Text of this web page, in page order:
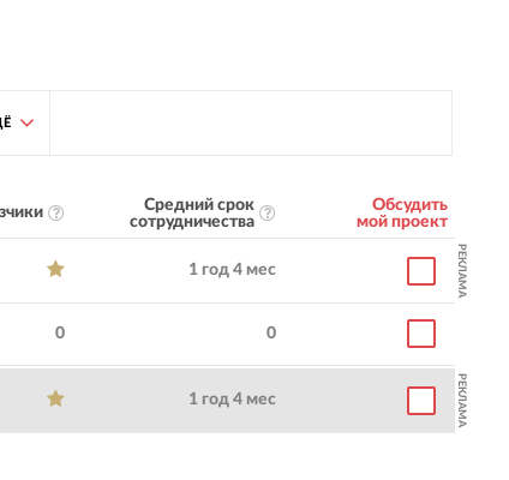
Средний срок
сотрудничества
Обсудить
мой проект
1 год 4 мес РЕКЛАМА
0 0
1 год 4 мес РЕКЛАМА